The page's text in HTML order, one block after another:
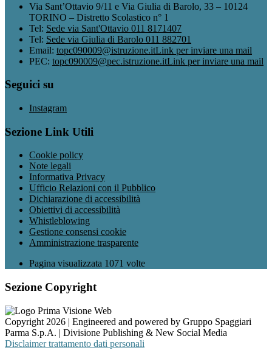
Via Sant’Ottavio 9/11 e Via Giulia di Barolo, 33 – 10124
TORINO – Distretto Scolastico n° 1
Tel: Sede via Sant'Ottavio 011 8171407
Tel: Sede via Giulia di Barolo 011 882701
Email: topc090009@istruzione.itLink per inviare una mail
PEC: topc090009@pec.istruzione.itLink per inviare una mail
Seguici su
Instagram
Sezione Link Utili
Cookie policy
Note legali
Informativa Privacy
Ufficio Relazioni con il Pubblico
Dichiarazione di accessibilità
Obiettivi di accessibilità
Whistleblowing
Gestione consensi cookie
Amministrazione trasparente
Pagina visualizzata 1071 volte
Sezione Copyright
Copyright 2026 | Engineered and powered by Gruppo Spaggiari
Parma S.p.A. | Divisione Publishing & New Social Media
Disclaimer trattamento dati personali